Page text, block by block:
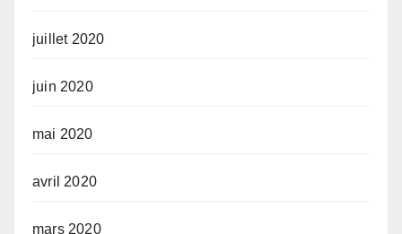
juillet 2020
juin 2020
mai 2020
avril 2020
mars 2020